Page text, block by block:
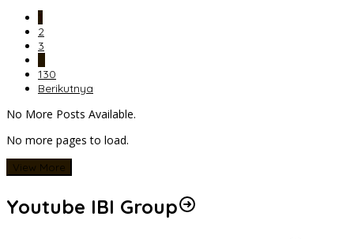
2
3
130
Berikutnya
No More Posts Available.
No more pages to load.
View More
Youtube IBI Group